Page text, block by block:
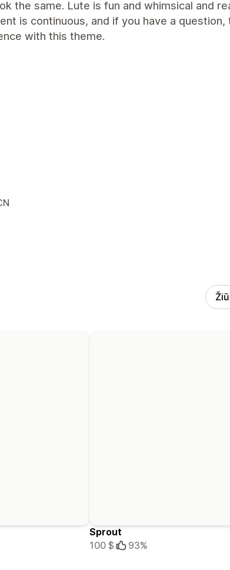
the same. Lute is fun and whimsical and
is continuous, and if you have a
with this theme.
Sprout
100 $
93%